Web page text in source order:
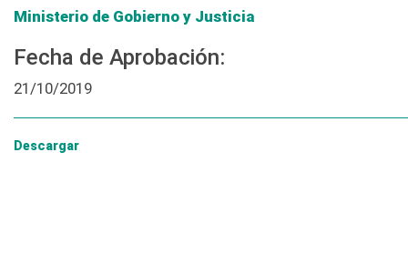
Ministerio de Gobierno y Justicia
Fecha de Aprobación:
21/10/2019
Descargar